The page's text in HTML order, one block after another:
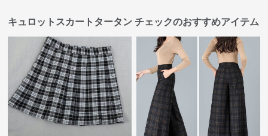
キュロットスカートタータン チェックのおすすめアイテム